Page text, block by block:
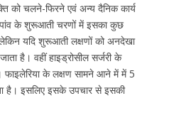
को चलने-फिरने एवं अन्य दैनिक कार्य
के शुरूआती चरणों में इसका कुछ
यदि शुरूआती लक्षणों को अनदेखा
है। वहीं हाइड्रोसील सर्जरी के
फाइलेरिया के लक्षण सामने आने में में 5
है। इसलिए इसके उपचार से इसकी